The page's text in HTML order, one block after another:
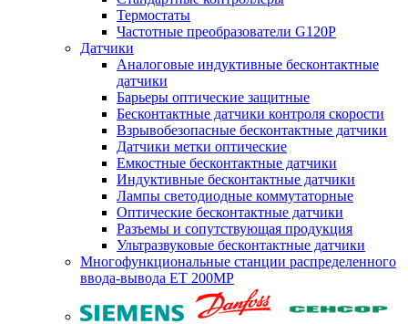
Термостаты
Частотные преобразователи G120P
Датчики
Аналоговые индуктивные бесконтактные
датчики
Барьеры оптические защитные
Бесконтактные датчики контроля скорости
Взрывобезопасные бесконтактные датчики
Датчики метки оптические
Емкостные бесконтактные датчики
Индуктивные бесконтактные датчики
Лампы светодиодные коммутаторные
Оптические бесконтактные датчики
Разъемы и сопутствующая продукция
Ультразвуковые бесконтактные датчики
Многофункциональные станции распределенного
ввода-вывода ET 200MP